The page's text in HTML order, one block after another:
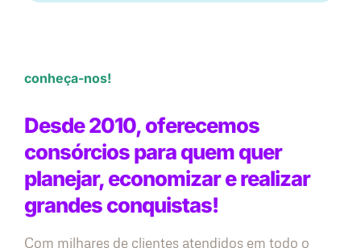
conheça-nos!
Desde 2010, oferecemos
consórcios para quem quer
planejar, economizar e realizar
grandes conquistas!
Com milhares de clientes atendidos em todo o